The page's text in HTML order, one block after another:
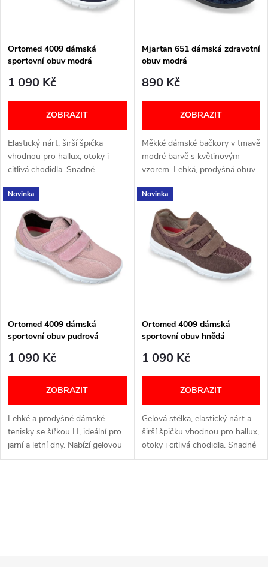
p
r
d
u
k
s
p
r
o
d
u
k
Ortomed 4009 dámská
sportovní obuv modrá
1 090 Kč
ZOBRAZIT
Elastický nárt, širší špička
vhodnou pro hallux, otoky i
citlivá chodidla. Snadné
obouvání - suchý zip. Šířka: H
Mjartan 651 dámská zdravotní
obuv modrá
890 Kč
ZOBRAZIT
Měkké dámské bačkory v tmavě
modré barvě s květinovým
vzorem. Lehká, prodyšná obuv
s nastavitelným páskem na
suchý zip pro perfektní pohodlí
i při otocích. Ideální pro...
Novinka
Ortomed 4009 dámská
sportovní obuv pudrová
1 090 Kč
ZOBRAZIT
Lehké a prodyšné dámské
tenisky se šířkou H, ideální pro
jarní a letní dny. Nabízí gelovou
stélku, elastický nárt a širší
Novinka
Ortomed 4009 dámská
sportovní obuv hnědá
1 090 Kč
ZOBRAZIT
Gelová stélka, elastický nárt a
širší špičku vhodnou pro hallux,
otoky i citlivá chodidla. Snadné
obouvání díky suchému zipu.